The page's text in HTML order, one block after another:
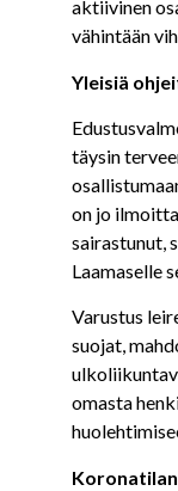
aktiivinen
vähintään
Yleisiä
täysin
on jo
sairastunut,
Laamaselle
Varustus
suojat,
omasta